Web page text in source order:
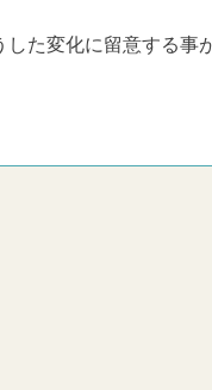
た変化に留意する事